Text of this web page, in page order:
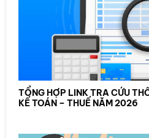
TỔNG HỢP LINK TRA CỨU
KẾ TOÁN – THUẾ NĂM 2026